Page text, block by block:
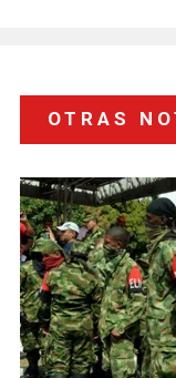
OTRAS